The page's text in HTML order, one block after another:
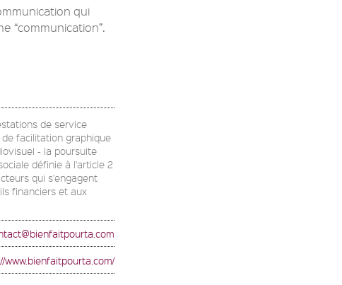
qui
“communication”.
de service
facilitation graphique
- la poursuite
définie à l'article 2
qui s'engagent
financiers et aux
www.bienfaitpourta.com/